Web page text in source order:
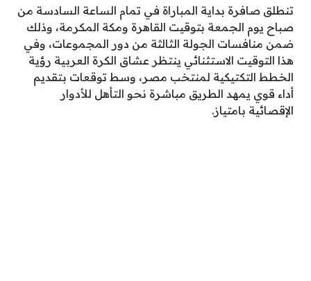
تنطلق صافرة بداية المباراة في تمام الساعة السادسة من
صباح يوم الجمعة بتوقيت القاهرة ومكة المكرمة، وذلك
ضمن منافسات الجولة الثالثة من دور المجموعات، وفي
هذا التوقيت الاستثنائي ينتظر عشاق الكرة العربية رؤية
الخطط التكتيكية لمنتخب مصر، وسط توقعات بتقديم
أداء قوي يمهد الطريق مباشرة نحو التأهل للأدوار
الإقصائية بامتياز.